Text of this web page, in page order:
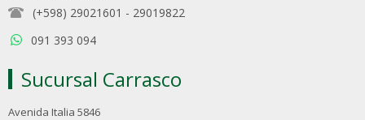
(+598) 29021601 - 29019822
091 393 094
Sucursal Carrasco
Avenida Italia 5846